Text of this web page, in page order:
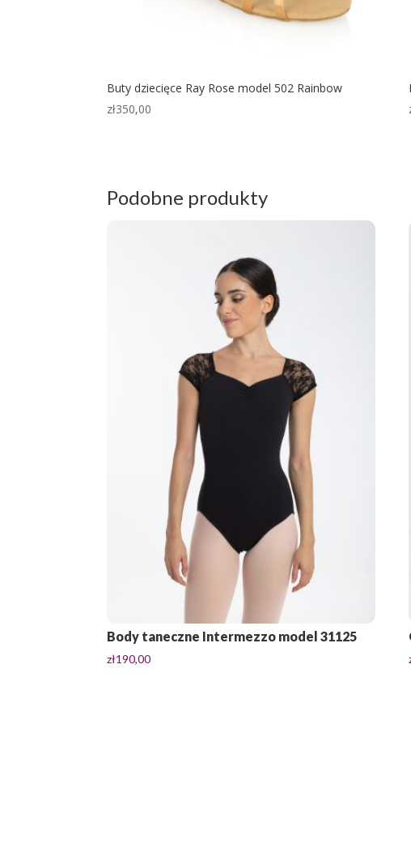
Buty dziecięce Ray Rose model 502 Rainbow
zł350,00
Podobne produkty
Body taneczne Intermezzo model 31125
zł190,00